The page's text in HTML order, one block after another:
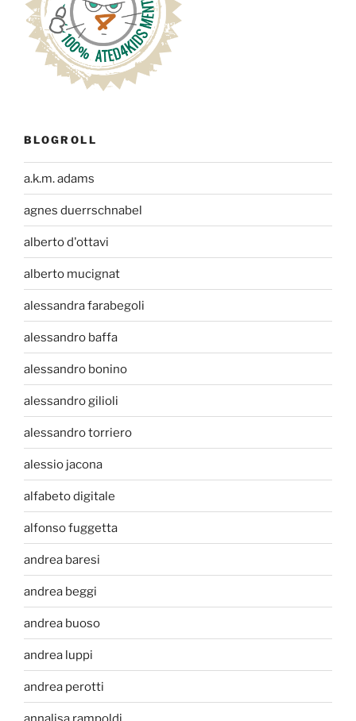
BLOGROLL
a.k.m. adams
agnes duerrschnabel
alberto d'ottavi
alberto mucignat
alessandra farabegoli
alessandro baffa
alessandro bonino
alessandro gilioli
alessandro torriero
alessio jacona
alfabeto digitale
alfonso fuggetta
andrea baresi
andrea beggi
andrea buoso
andrea luppi
andrea perotti